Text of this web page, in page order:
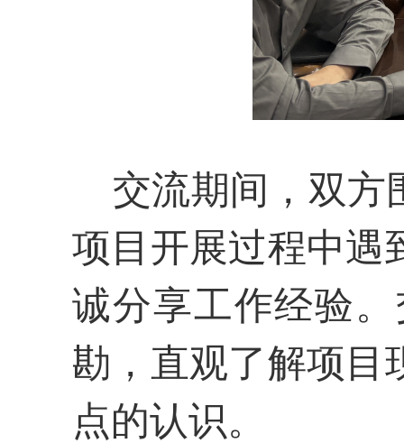
交流期间，双方
项目开展过程中遇
诚分享工作经验
勘，直观了解项目
点的认识。